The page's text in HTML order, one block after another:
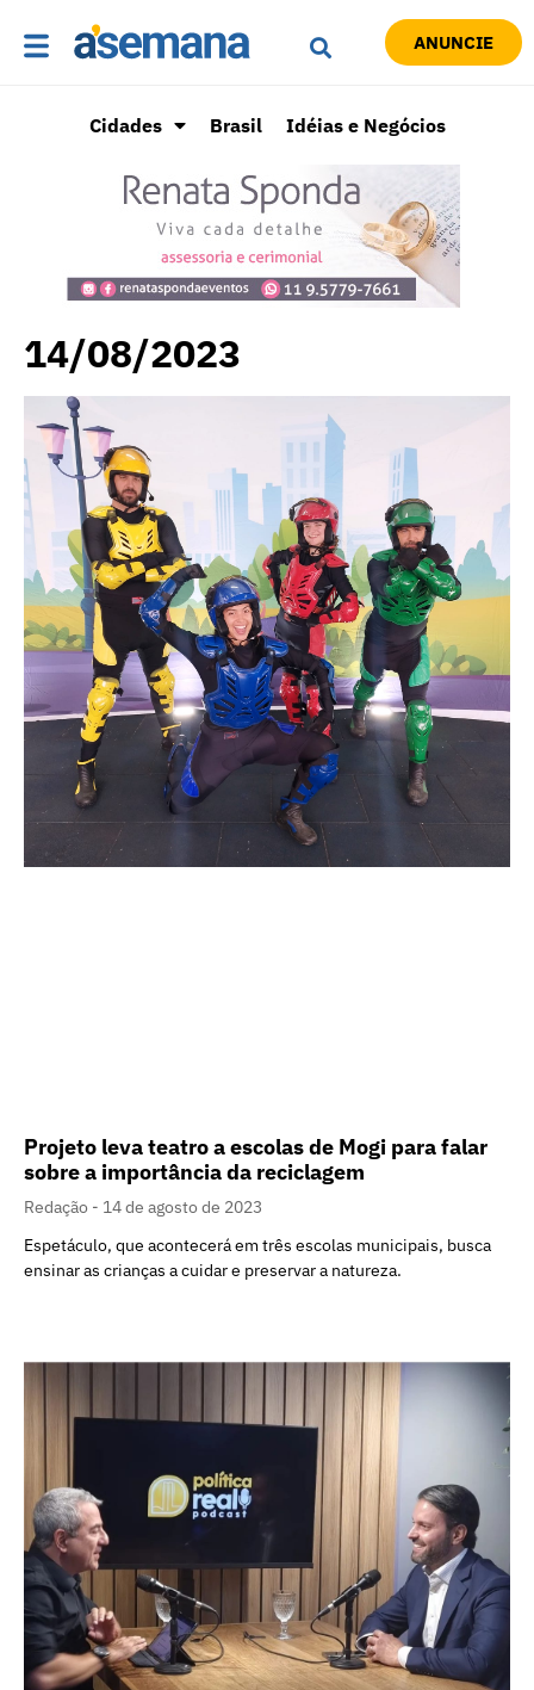
ANUNCIE
Cidades Brasil Idéias e Negócios
14/08/2023
Projeto leva teatro a escolas de Mogi para falar
sobre a importância da reciclagem
Redação
14 de agosto de 2023
Espetáculo, que acontecerá em três escolas municipais, busca
ensinar as crianças a cuidar e preservar a natureza.